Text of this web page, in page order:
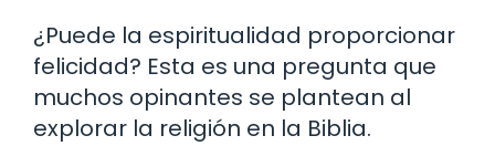
¿Puede la espiritualidad proporcionar
felicidad? Esta es una pregunta que
muchos opinantes se plantean al
explorar la religión en la Biblia.